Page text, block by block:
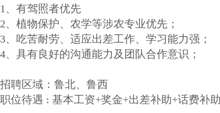
1、有驾照者优先
2、植物保护、农学等涉农专业优先；
3、吃苦耐劳、适应出差工作、学习能力强；
4、具有良好的沟通能力及团队合作意识；
招聘区域：鲁北、鲁西
职位待遇 : 基本工资+奖金+出差补助+话费补